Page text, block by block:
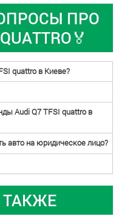
ПРО
quattro в Киеве?
Audi Q7 TFSI quattro в
авто на юридическое лицо?